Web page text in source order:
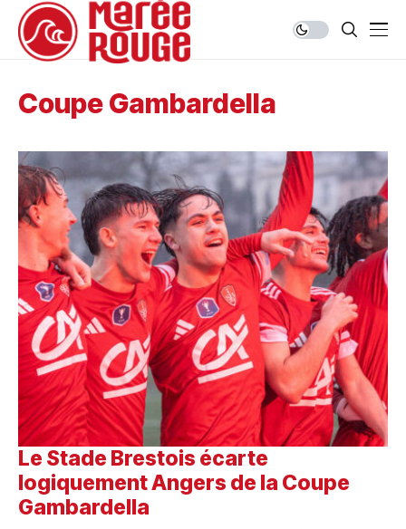
Coupe Gambardella
Le Stade Brestois écarte
logiquement Angers de la Coupe
Gambardella